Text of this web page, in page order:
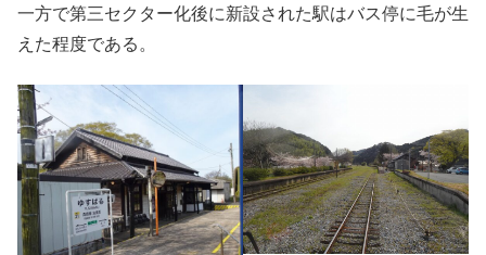
一方で第三セクター化後に新設された駅はバス停に毛が生
えた程度である。